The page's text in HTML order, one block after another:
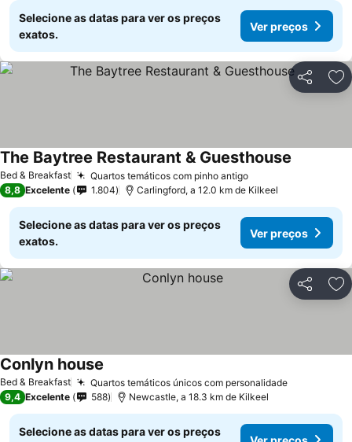
Selecione as datas para ver os preços
exatos.
Ver preços
Partilhar
Bed & Breakfast Quartos temáticos com pinho antigo
The Baytree Restaurant & Guesthouse
8,8 Excelente 1.804 Carlingford, a 12.0 km de Kilkeel
Selecione as datas para ver os preços
exatos.
Ver preços
Partilhar
Bed & Breakfast Quartos temáticos únicos com personalidade
Conlyn house
9,4 Excelente 588 Newcastle, a 18.3 km de Kilkeel
Selecione as datas para ver os preços